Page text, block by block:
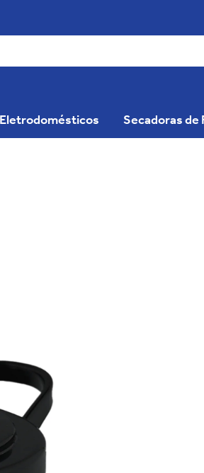
Eletrodomésticos Secadoras de